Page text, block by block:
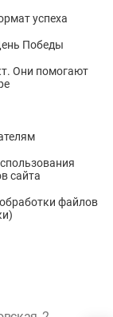
успеха
Победы
Они помогают
сайта
файлов